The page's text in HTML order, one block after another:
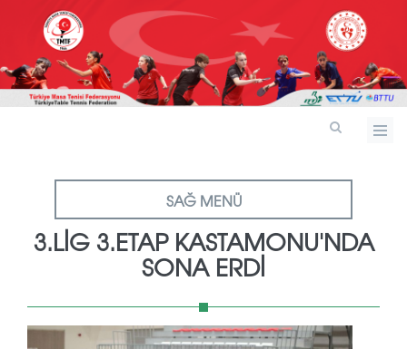
SAĞ MENÜ
3.LİG 3.ETAP KASTAMONU'NDA
SONA ERDİ